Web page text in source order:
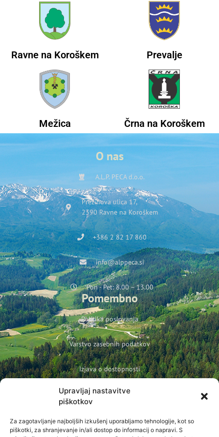
Upravljaj nastavitve
piškotkov
Za zagotavljanje najboljših izkušenj uporabljamo tehnologije, kot so
piškotki, za shranjevanje in/ali dostop do informacij o napravi. S
Ravne na Koroškem Prevalje
Mežica Črna na Koroškem
O nas
A.L.P. PECA d.o.o.
Prežihova ulica 17,
2390 Ravne na Koroškem
+386 2 82 17 860
info@alppeca.si
Pon - Pet: 8.00 – 13.00
Pomembno
Politika poslovanja
Varstvo zasebnih podatkov
Izjava o dostopnosti
Politika podjetja o varovanju otrok in mladoletnih oseb
Prijava na novice
Ime